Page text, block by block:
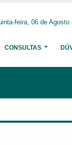
feira, 06 de Agosto
CONSULTAS